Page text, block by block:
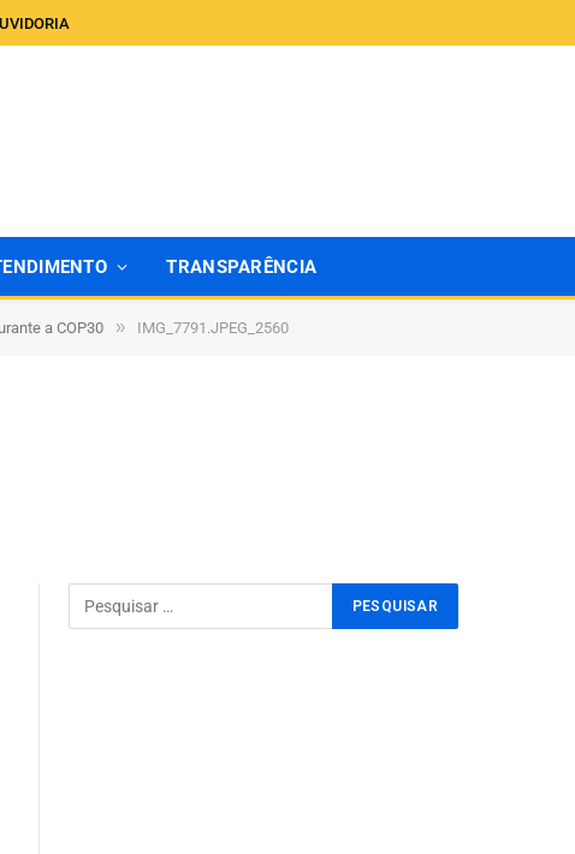
TRANSPARÊNCIA
a COP30 » IMG_7791.JPEG_2560